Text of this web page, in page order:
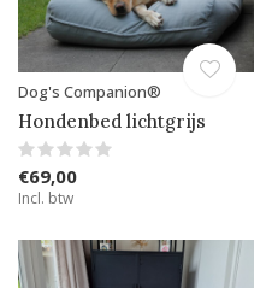
Dog's Companion®
Hondenbed lichtgrijs
€69,00
Incl. btw